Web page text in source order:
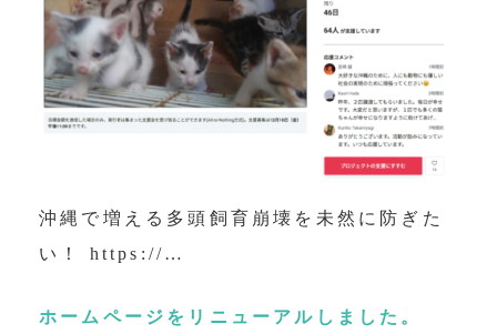
沖縄で増える多頭飼育崩壊を未然に防ぎた
い！ https://…
ホームページをリニューアルしました。